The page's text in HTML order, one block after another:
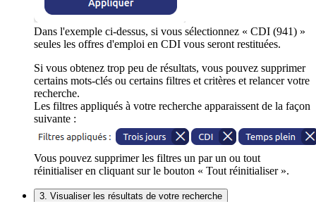
Dans l'exemple ci-dessus, si vous sélectionnez « CDI (941) »
seules les offres d'emploi en CDI vous seront restituées.
Si vous obtenez trop peu de résultats, vous pouvez supprimer
certains mots-clés ou certains filtres et critères et relancer votre
recherche.
Les filtres appliqués à votre recherche apparaissent de la façon
suivante :
Vous pouvez supprimer les filtres un par un ou tout
réinitialiser en cliquant sur le bouton « Tout réinitialiser ».
3. Visualiser les résultats de votre recherche